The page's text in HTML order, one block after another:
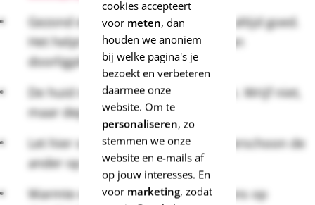
cookies accepteert
voor meten, dan
houden we anoniem
bij welke pagina's je
bezoekt en verbeteren
daarmee onze
website. Om te
personaliseren, zo
stemmen we onze
website en e-mails af
op jouw interesses. En
voor marketing, zodat
Gezond eten en genoeg drinken is altijd goed.
Het helpt ook bij het voorkomen van
doorligplekken.
De huid moet droog en schoon zijn. Wrijf niet,
maar dep als je de huid afdroogt.
Let hier ook op bij incontinentie. Verschoon de
ander op tijd.
Warmte en zweten vergroten de kans op